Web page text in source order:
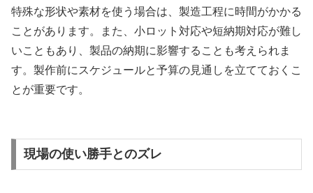
特殊な形状や素材を使う場合は、製造工程に時間がかかる
ことがあります。また、小ロット対応や短納期対応が難し
いこともあり、製品の納期に影響することも考えられま
す。製作前にスケジュールと予算の見通しを立てておくこ
とが重要です。
現場の使い勝手とのズレ